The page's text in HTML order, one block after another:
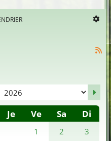
Je Ve Sa Di
1 2
3